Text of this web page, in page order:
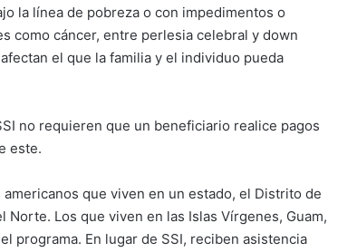
la línea de pobreza o con impedimentos o
como cáncer, entre perlesia celebral y down
el que la familia y el individuo pueda
no requieren que un beneficiario realice pagos
este.
que viven en un estado, el Distrito de
Los que viven en las Islas Vírgenes, Guam,
programa. En lugar de SSI, reciben asistencia